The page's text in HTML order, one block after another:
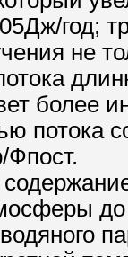
год;
не
более
потока